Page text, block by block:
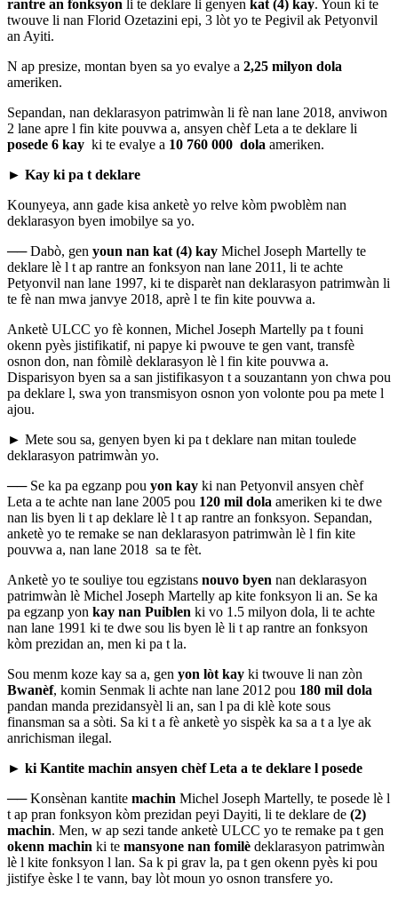
rantre an fonksyon li te deklare li genyen kat (4) kay. Youn ki te
twouve li nan Florid Ozetazini epi, 3 lòt yo te Pegivil ak Petyonvil
an Ayiti.
N ap presize, montan byen sa yo evalye a 2,25 milyon dola
ameriken.
Sepandan, nan deklarasyon patrimwàn li fè nan lane 2018, anviwon
2 lane apre l fin kite pouvwa a, ansyen chèf Leta a te deklare li
posede 6 kay ki te evalye a 10 760 000 dola ameriken.
► Kay ki pa t deklare
Kounyeya, ann gade kisa anketè yo relve kòm pwoblèm nan
deklarasyon byen imobilye sa yo.
──Dabò, gen youn nan kat (4) kay Michel Joseph Martelly te
deklare lè l t ap rantre an fonksyon nan lane 2011, li te achte
Petyonvil nan lane 1997, ki te disparèt nan deklarasyon patrimwàn li
te fè nan mwa janvye 2018, aprè l te fin kite pouvwa a.
Anketè ULCC yo fè konnen, Michel Joseph Martelly pa t founi
okenn pyès jistifikatif, ni papye ki pwouve te gen vant, transfè
osnon don, nan fòmilè deklarasyon lè l fin kite pouvwa a.
Disparisyon byen sa a san jistifikasyon t a souzantann yon chwa pou
pa deklare l, swa yon transmisyon osnon yon volonte pou pa mete l
ajou.
► Mete sou sa, genyen byen ki pa t deklare nan mitan toulede
deklarasyon patrimwàn yo.
── Se ka pa egzanp pou yon kay ki nan Petyonvil ansyen chèf
Leta a te achte nan lane 2005 pou 120 mil dola ameriken ki te dwe
nan lis byen li t ap deklare lè l t ap rantre an fonksyon. Sepandan,
anketè yo te remake se nan deklarasyon patrimwàn lè l fin kite
pouvwa a, nan lane 2018 sa te fèt.
Anketè yo te souliye tou egzistans nouvo byen nan deklarasyon
patrimwàn lè Michel Joseph Martelly ap kite fonksyon li an. Se ka
pa egzanp yon kay nan Puiblen ki vo 1.5 milyon dola, li te achte
nan lane 1991 ki te dwe sou lis byen lè li t ap rantre an fonksyon
kòm prezidan an, men ki pa t la.
Sou menm koze kay sa a, gen yon lòt kay ki twouve li nan zòn
Bwanèf, komin Senmak li achte nan lane 2012 pou 180 mil dola
pandan manda prezidansyèl li an, san l pa di klè kote sous
finansman sa a sòti. Sa ki t a fè anketè yo sispèk ka sa a t a lye ak
anrichisman ilegal.
► ki Kantite machin ansyen chèf Leta a te deklare l posede
──Konsènan kantite machin Michel Joseph Martelly, te posede lè l
t ap pran fonksyon kòm prezidan peyi Dayiti, li te deklare de (2)
machin. Men, w ap sezi tande anketè ULCC yo te remake pa t gen
okenn machin ki te mansyone nan fomilè deklarasyon patrimwàn
lè l kite fonksyon l lan. Sa k pi grav la, pa t gen okenn pyès ki pou
jistifye èske l te vann, bay lòt moun yo osnon transfere yo.